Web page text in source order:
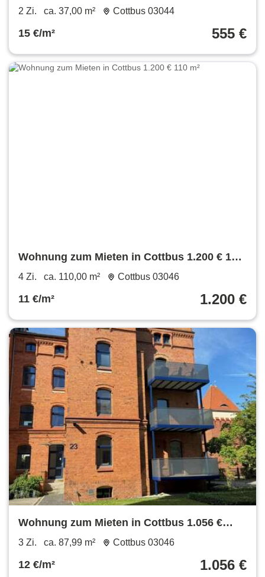
Branitz (1.2.05) zu vermieten - täglich freie
2 Zi. ca. 37,00 m² Cottbus 03044
15 €/m² 555 €
Wohnung zum Mieten in Cottbus 1.200 € 110
m²
4 Zi. ca. 110,00 m² Cottbus 03046
11 €/m² 1.200 €
Wohnung zum Mieten in Cottbus 1.056 €
87.99 m²
3 Zi. ca. 87,99 m² Cottbus 03046
12 €/m² 1.056 €